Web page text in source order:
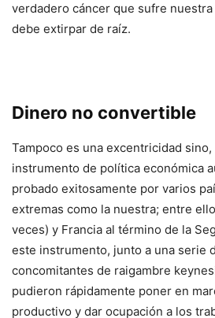
verdadero cáncer que sufre
debe extirpar de raíz.
Dinero no convertible
Tampoco es una excentricidad
instrumento de política económica
probado exitosamente por varios
extremas como la nuestra; entre
veces) y Francia al término de la
este instrumento, junto a una serie
concomitantes de raigambre
pudieron rápidamente poner en
productivo y dar ocupación a los